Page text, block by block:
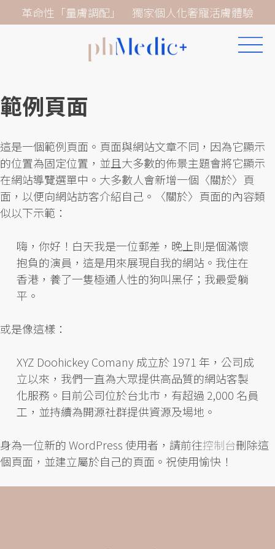
to
革命性「量膚調配」 獨家個人化奢寵活膚體驗
範例頁面
這是一個範例頁面。頁面與網站文章不同，因為它顯示
的位置為固定位置，並且大多數的佈景主題會將它顯示
在網站導覽選單中。大多數人會新增一個〈關於〉頁
面，以便向網站訪客介紹自己。〈關於〉頁面的內容類
似以下示範：
嗨，你好！白天我是一位郵差，晚上則是個滿懷
抱負的演員，這是用來展現自我的網站。我住在
香港，養了一隻極通人性的狗叫黑仔；我最愛躺
平。
或是像這樣：
XYZ Doohickey Comany 成立於 1971 年，公司成
立以來，我們一直為大眾提供高品質的網站客製
化服務。目前公司位於台北市，有超過 2,000 名員
工，並持續為開源社群提供資源及場地。
身為一位新的 WordPress 使用者，請前往控制台刪除這
個頁面，並建立屬於自己的頁面。祝使用愉快！